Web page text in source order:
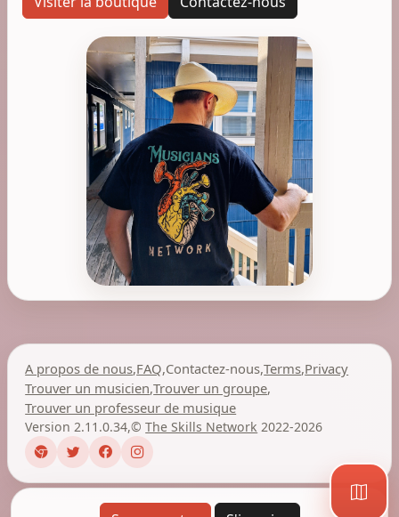
A propos de nous,FAQ,Contactez-nous,Terms,Privacy
Trouver un musicien,Trouver un groupe,
Trouver un professeur de musique
Version 2.11.0.34,©The Skills Network 2022-2026